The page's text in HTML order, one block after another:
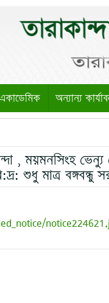
একাডেমিক অন্যান্য
, ময়মনসিংহ
শুধু মাত্র